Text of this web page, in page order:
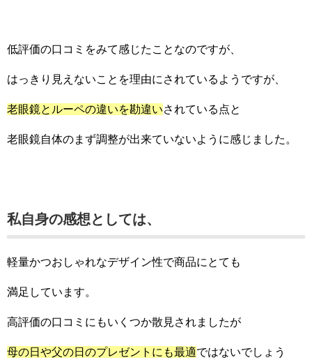
低評価の口コミをみて感じたことなのですが、
はっきり見えないことを理由にされているようですが、
老眼鏡とルーペの違いを勘違いされている点と
老眼鏡自体のまず調整が出来ていないように感じました。
私自身の感想としては、
軽量かつおしゃれなデザイン性で商品にとても
満足しています。
高評価の口コミにもいくつか散見されましたが
母の日や父の日のプレゼントにも最適ではないでしょう